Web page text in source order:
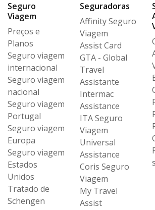
Seguro
Viagem
Preços e
Planos
Seguro viagem
internacional
Seguro viagem
nacional
Seguro viagem
Portugal
Seguro viagem
Europa
Seguro viagem
Estados
Unidos
Tratado de
Schengen
Seguradoras
Affinity Seguro
Viagem
Assist Card
GTA - Global
Travel
Assistante
Intermac
Assistance
ITA Seguro
Viagem
Universal
Assistance
Coris Seguro
Viagem
My Travel
Assist